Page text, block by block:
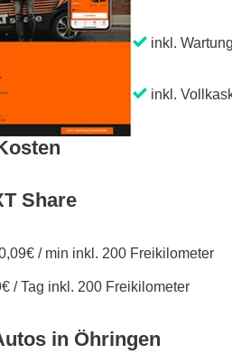
inkl.
inkl.
Share
/ min inkl. 200 Freikilometer
/ Tag inkl. 200 Freikilometer
in Öhringen